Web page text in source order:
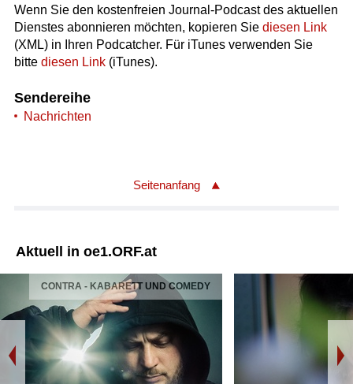
Wenn Sie den kostenfreien Journal-Podcast des aktuellen
Dienstes abonnieren möchten, kopieren Sie diesen Link
(XML) in Ihren Podcatcher. Für iTunes verwenden Sie
bitte diesen Link(iTunes).
Sendereihe
Nachrichten
Seitenanfang
Aktuell in oe1.ORF.at
CONTRA - KABARETT UND COMEDY